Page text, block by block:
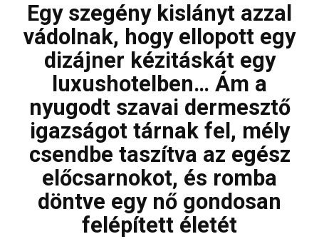
Egy szegény kislányt azzal
vádolnak, hogy ellopott egy
dizájner kézitáskát egy
luxushotelben… Ám a
nyugodt szavai dermesztő
igazságot tárnak fel, mély
csendbe taszítva az egész
előcsarnokot, és romba
döntve egy nő gondosan
felépített életét